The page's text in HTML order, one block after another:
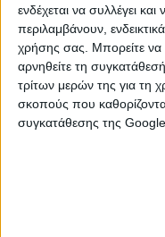
ενδέχεται να συλλέγει
περιλαμβάνουν,
χρήσης σας. Μπορείτε να
αρνηθείτε τη
τρίτων μερών της για τη
σκοπούς που
συγκατάθεσης της
χτίζονται μόνο με
αμοιβαία στήριξη και
συναισθήματα.
Μη χάσεις την ευκαιρία
ΤΥΧΕΡΟσε περιμένει